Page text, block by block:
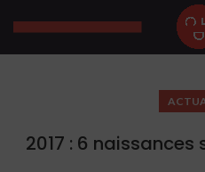
2017 : 6 naissances